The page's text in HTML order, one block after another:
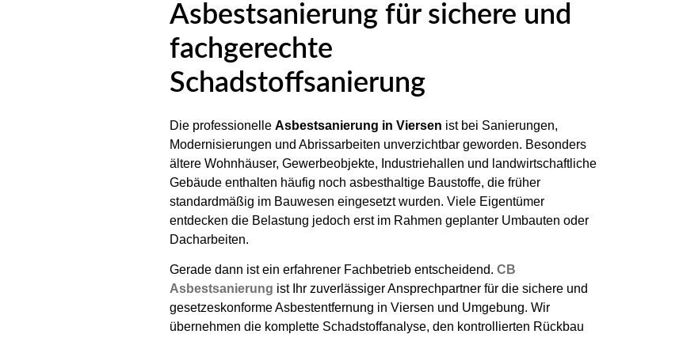
Asbestsanierung für sichere und
fachgerechte
Schadstoffsanierung
Die professionelle Asbestsanierung in Viersen ist bei Sanierungen,
Modernisierungen und Abrissarbeiten unverzichtbar geworden. Besonders
ältere Wohnhäuser, Gewerbeobjekte, Industriehallen und landwirtschaftliche
Gebäude enthalten häufig noch asbesthaltige Baustoffe, die früher
standardmäßig im Bauwesen eingesetzt wurden. Viele Eigentümer
entdecken die Belastung jedoch erst im Rahmen geplanter Umbauten oder
Dacharbeiten.
Gerade dann ist ein erfahrener Fachbetrieb entscheidend. CB
Asbestsanierung ist Ihr zuverlässiger Ansprechpartner für die sichere und
gesetzeskonforme Asbestentfernung in Viersen und Umgebung. Wir
übernehmen die komplette Schadstoffanalyse, den kontrollierten Rückbau